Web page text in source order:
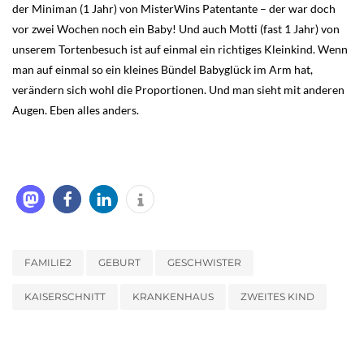
der Miniman (1 Jahr) von MisterWins Patentante – der war doch
vor zwei Wochen noch ein Baby! Und auch Motti (fast 1 Jahr) von
unserem Tortenbesuch ist auf einmal ein richtiges Kleinkind. Wenn
man auf einmal so ein kleines Bündel Babyglück im Arm hat,
verändern sich wohl die Proportionen. Und man sieht mit anderen
Augen. Eben alles anders.
FAMILIE2 GEBURT GESCHWISTER
KAISERSCHNITT KRANKENHAUS ZWEITES KIND